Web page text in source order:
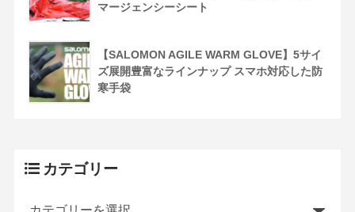
マージェンシーシート
【SALOMON AGILE WARM GLOVE】5サイ
ズ展開豊富なラインナップ スマホ対応した防
寒手袋
カテゴリー